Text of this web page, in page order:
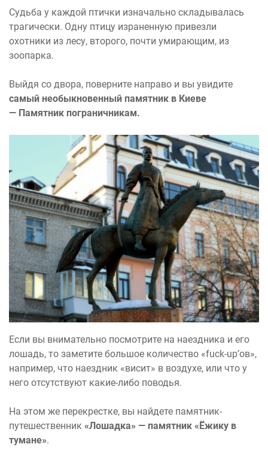
Судьба у каждой птички изначально складывалась
трагически. Одну птицу израненную привезли
охотники из лесу, второго, почти умирающим, из
зоопарка.
Выйдя со двора, поверните направо и вы увидите
самый необыкновенный памятник в Киеве
— Памятник пограничникам.
Если вы внимательно посмотрите на наездника и его
лошадь, то заметите большое количество «fuck-up’ов»,
например, что наездник «висит» в воздухе, или что у
него отсутствуют какие-либо поводья.
На этом же перекрестке, вы найдете памятник-
путешественник «Лошадка» — памятник «Ёжику в
тумане».